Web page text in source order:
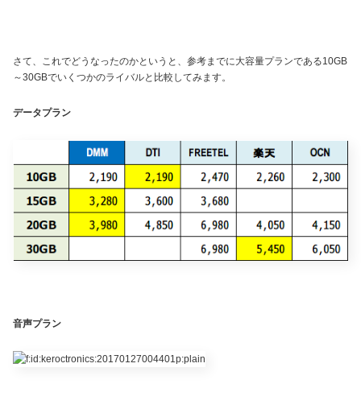
さて、これでどうなったのかというと、参考までに大容量プランである10GB
～30GBでいくつかのライバルと比較してみます。
データプラン
音声プラン